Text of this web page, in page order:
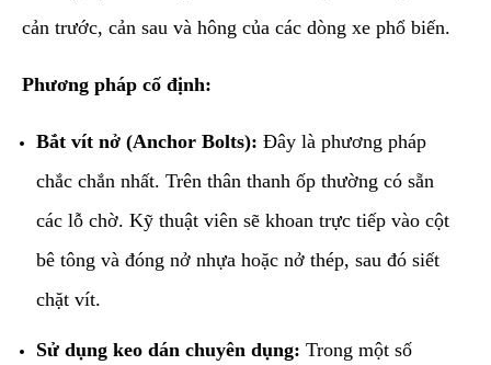
cản trước, cản sau và hông của các dòng xe phổ biến.
Phương pháp cố định:
Bắt vít nở (Anchor Bolts): Đây là phương pháp
chắc chắn nhất. Trên thân thanh ốp thường có sẵn
các lỗ chờ. Kỹ thuật viên sẽ khoan trực tiếp vào cột
bê tông và đóng nở nhựa hoặc nở thép, sau đó siết
chặt vít.
Sử dụng keo dán chuyên dụng: Trong một số